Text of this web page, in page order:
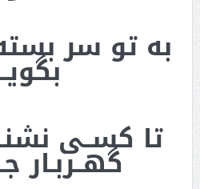
به تو سر
تا کســی
گهــربـار